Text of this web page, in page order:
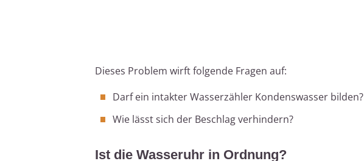
Dieses Problem wirft folgende Fragen auf:
Darf ein intakter Wasserzähler Kondenswasser bilden?
Wie lässt sich der Beschlag verhindern?
Ist die Wasseruhr in Ordnung?